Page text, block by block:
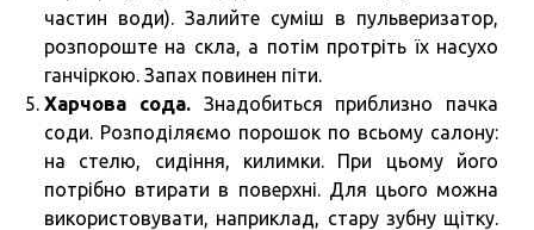
частин води). Залийте суміш в пульверизатор,
розпороште на скла, а потім протріть їх насухо
ганчіркою. Запах повинен піти.
Харчова сода.Знадобиться приблизно пачка
соди. Розподіляємо порошок по всьому салону:
на стелю, сидіння, килимки. При цьому його
потрібно втирати в поверхні. Для цього можна
використовувати, наприклад, стару зубну щітку.